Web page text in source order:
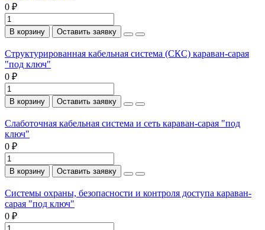
0 ₽
В корзину Оставить заявку
Структурированная кабельная система (СКС) караван-сарая
"под ключ"
0 ₽
В корзину Оставить заявку
Слаботочная кабельная система и сеть караван-сарая "под
ключ"
0 ₽
В корзину Оставить заявку
Системы охраны, безопасности и контроля доступа караван-
сарая "под ключ"
0 ₽